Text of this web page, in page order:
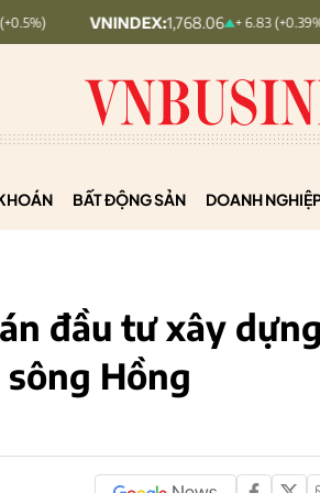
1,768.06 + 6.83 (+0.39%) HNX30:
BẤT ĐỘNG SẢN DOANH
đầu tư xây dựng
Hồng